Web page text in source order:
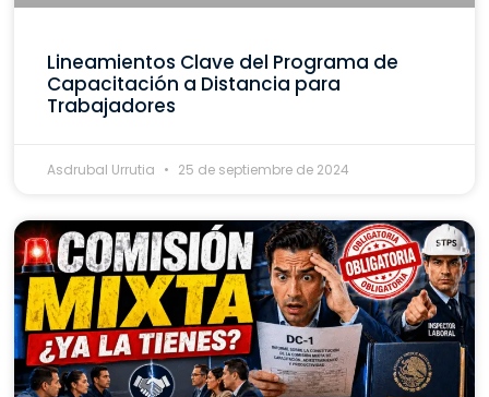
Lineamientos Clave del Programa de
Capacitación a Distancia para
Trabajadores
Asdrubal Urrutia 25 de septiembre de 2024